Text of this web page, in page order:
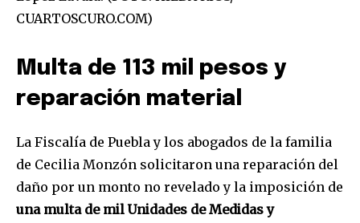
CUARTOSCURO.COM)
Multa de 113 mil pesos y
reparación material
La Fiscalía de Puebla y los abogados de la familia
de Cecilia Monzón solicitaron una reparación del
daño por un monto no revelado y la imposición de
una multa de mil Unidades de Medidas y